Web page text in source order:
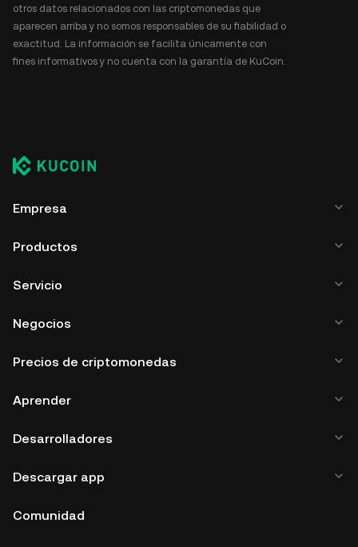
otros datos relacionados con las criptomonedas que
aparecen arriba y no somos responsables de su fiabilidad o
exactitud. La información se facilita únicamente con
fines informativos y no cuenta con la garantía de KuCoin.
Empresa
Productos
Servicio
Negocios
Precios de criptomonedas
Aprender
Desarrolladores
Descargar app
Comunidad